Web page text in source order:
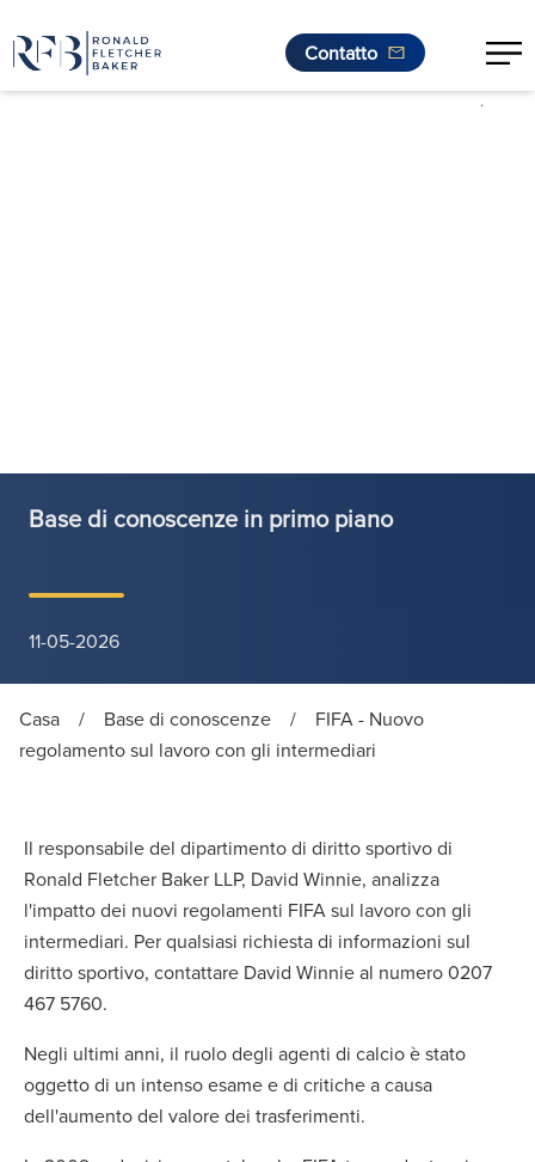
Contatto
.
Base di conoscenze in primo piano
11-05-2026
Casa / Base di conoscenze /
FIFA - Nuovo
regolamento sul lavoro con gli intermediari
Il responsabile del dipartimento di diritto sportivo di
Ronald Fletcher Baker LLP, David Winnie, analizza
l'impatto dei nuovi regolamenti FIFA sul lavoro con gli
intermediari. Per qualsiasi richiesta di informazioni sul
diritto sportivo, contattare David Winnie al numero 0207
467 5760.
Negli ultimi anni, il ruolo degli agenti di calcio è stato
oggetto di un intenso esame e di critiche a causa
dell'aumento del valore dei trasferimenti.